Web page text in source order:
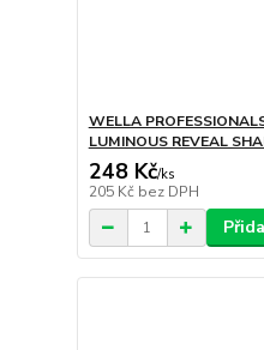
WELLA
LUMINOUS REVEAL
248 Kč/ks
205 Kč bez DPH